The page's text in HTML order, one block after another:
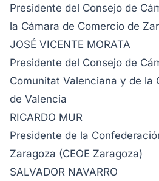
Presidente del Consejo de
la Cámara de Comercio de
JOSÉ VICENTE MORATA
Presidente del Consejo de
Comunitat Valenciana y de la
de Valencia
RICARDO MUR
Presidente de la
Zaragoza (CEOE Zaragoza)
SALVADOR NAVARRO